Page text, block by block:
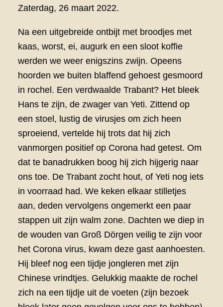
Zaterdag, 26 maart 2022.
Na een uitgebreide ontbijt met broodjes met
kaas, worst, ei, augurk en een sloot koffie
werden we weer enigszins zwijn. Opeens
hoorden we buiten blaffend gehoest gesmoord
in rochel. Een verdwaalde Trabant? Het bleek
Hans te zijn, de zwager van Yeti. Zittend op
een stoel, lustig de virusjes om zich heen
sproeiend, vertelde hij trots dat hij zich
vanmorgen positief op Corona had getest. Om
dat te banadrukken boog hij zich hijgerig naar
ons toe. De Trabant zocht hout, of Yeti nog iets
in voorraad had. We keken elkaar stilletjes
aan, deden vervolgens ongemerkt een paar
stappen uit zijn walm zone. Dachten we diep in
de wouden van Groß Dörgen veilig te zijn voor
het Corona virus, kwam deze gast aanhoesten.
Hij bleef nog een tijdje jongleren met zijn
Chinese vrindtjes. Gelukkig maakte de rochel
zich na een tijdje uit de voeten (zijn bezoek